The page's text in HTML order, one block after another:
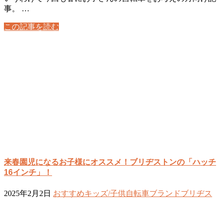
事。 …
この記事を読む
来春園児になるお子様にオススメ！ブリヂストンの「ハッチ
16インチ」！
2025年2月2日 おすすめキッズ/子供自転車ブランドブリヂス